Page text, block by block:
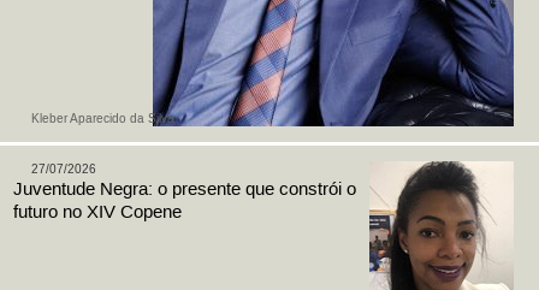
Kleber Aparecido da Silva
27/07/2026
Juventude Negra: o presente que constrói o
futuro no XIV Copene